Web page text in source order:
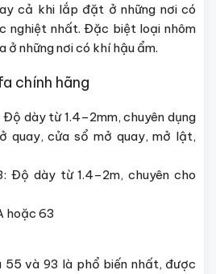
cả khi lắp đặt ở những nơi có
nghiệt nhất. Đặc biệt loại nhôm
ở những nơi có khí hậu ẩm.
chính hãng
dày từ 1.4–2mm, chuyên dụng
quay, cửa sổ mở quay, mở lật,
Độ dày từ 1.4–2m, chuyên cho
hoặc 63
55 và 93 là phổ biến nhất, được